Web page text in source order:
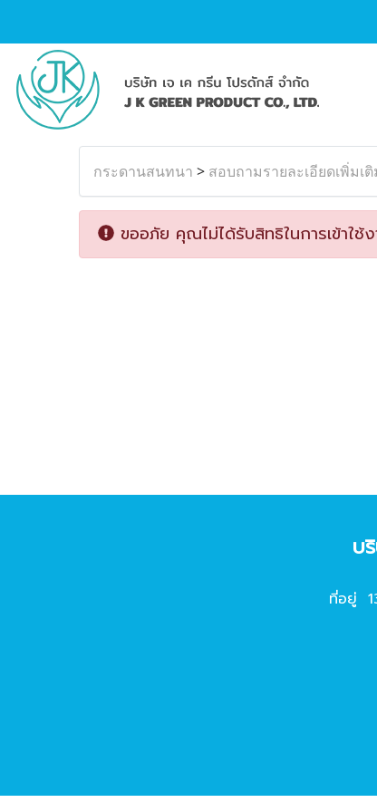
กระดานสนทนา > สอบถามรายละเอียดเพิ่มเติ
ขออภัย คุณไม่ได้รับสิทธิในการเข้าใช้
บ
ที่อยู่